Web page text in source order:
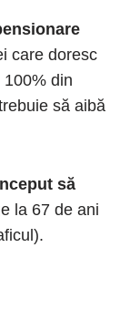
care doresc
din
să aibă
să
la 67 de ani